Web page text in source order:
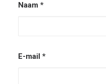
Naam *
E-mail *